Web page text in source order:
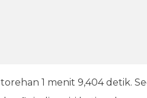
1 menit 9,404 detik.